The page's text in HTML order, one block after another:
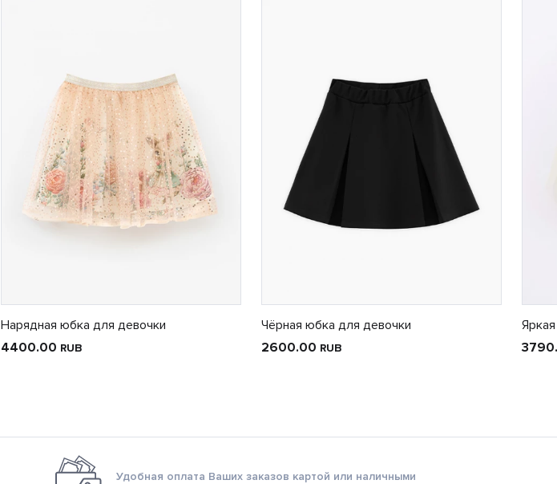
Нарядная юбка для девочки
4400.00 RUB
Чёрная юбка для девочки
2600.00 RUB
Удобная оплата Ваших заказов картой или наличными